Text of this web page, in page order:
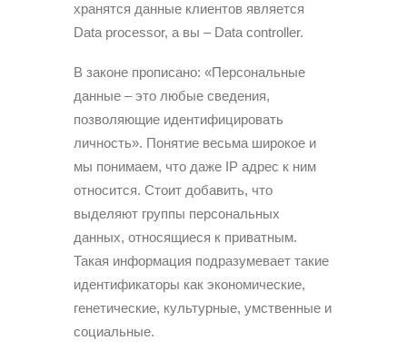
хранятся данные клиентов является
Data processor, а вы – Data controller.
В законе прописано: «Персональные
данные – это любые сведения,
позволяющие идентифицировать
личность». Понятие весьма широкое и
мы понимаем, что даже IP адрес к ним
относится. Стоит добавить, что
выделяют группы персональных
данных, относящиеся к приватным.
Такая информация подразумевает такие
идентификаторы как экономические,
генетические, культурные, умственные и
социальные.